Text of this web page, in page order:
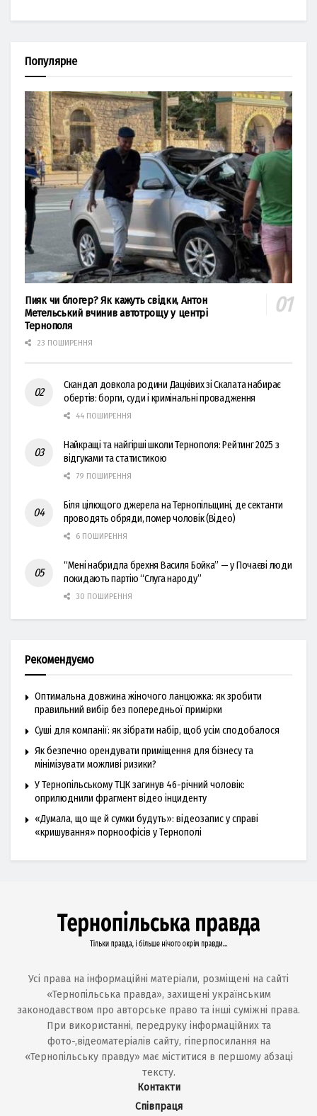
Популярне
Пияк чи блогер? Як кажуть свідки, Антон
Метельський вчинив автотрощу у центрі
Тернополя
23 ПОШИРЕННЯ
Скандал довкола родини Дацківих зі Скалата набирає
обертів: борги, суди і кримінальні провадження
44 ПОШИРЕННЯ
Найкращі та найгірші школи Тернополя: Рейтинг 2025 з
відгуками та статистикою
79 ПОШИРЕННЯ
Біля цілющого джерела на Тернопільщині, де сектанти
проводять обряди, помер чоловік (Відео)
6 ПОШИРЕННЯ
“Мені набридла брехня Василя Бойка” — у Почаєві люди
покидають партію “Слуга народу”
30 ПОШИРЕННЯ
Рекомендуємо
Оптимальна довжина жіночого ланцюжка: як зробити
правильний вибір без попередньої примірки
Суші для компанії: як зібрати набір, щоб усім сподобалося
Як безпечно орендувати приміщення для бізнесу та
мінімізувати можливі ризики?
У Тернопільському ТЦК загинув 46-річний чоловік:
оприлюднили фрагмент відео інциденту
«Думала, що ще й сумки будуть»: відеозапис у справі
«кришування» порноофісів у Тернополі
Усі права на інформаційні матеріали, розміщені на сайті
«Тернопільська правда», захищені українським
законодавством про авторське право та інші суміжні права.
При використанні, передруку інформаційних та
фото-,відеоматеріалів сайту, гіперпосилання на
«Тернопільську правду» має міститися в першому абзаці
тексту.
Контакти
Співпраця